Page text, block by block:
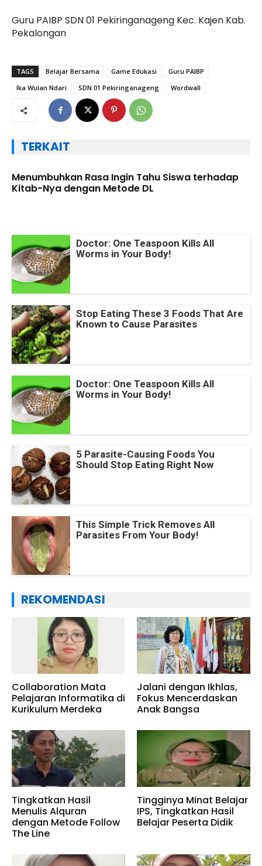
Guru PAIBP SDN 01 Pekiringanageng Kec. Kajen Kab.
Pekalongan
TAGS Belajar Bersama Game Edukasi
Guru PAIBP
Ika Wulan Ndari
SDN 01 Pekiringanageng Wordwall
TERKAIT
Menumbuhkan Rasa Ingin Tahu Siswa terhadap
Kitab-Nya dengan Metode DL
Doctor: One Teaspoon Kills All
Worms in Your Body!
Stop Eating These 3 Foods That Are
Known to Cause Parasites
Doctor: One Teaspoon Kills All
Worms in Your Body!
5 Parasite-Causing Foods You
Should Stop Eating Right Now
This Simple Trick Removes All
Parasites From Your Body!
REKOMENDASI
Collaboration Mata
Pelajaran Informatika di
Kurikulum Merdeka
Jalani dengan Ikhlas,
Fokus Mencerdaskan
Anak Bangsa
Tingkatkan Hasil
Menulis Alquran
dengan Metode Follow
The Line
Tingginya Minat Belajar
IPS, Tingkatkan Hasil
Belajar Peserta Didik